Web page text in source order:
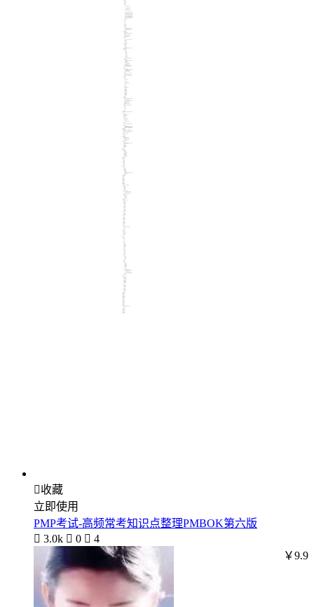
收藏
立即使用
PMP考试-高频常考知识点整理PMBOK第六版
 3.0k  0  4
￥9.9